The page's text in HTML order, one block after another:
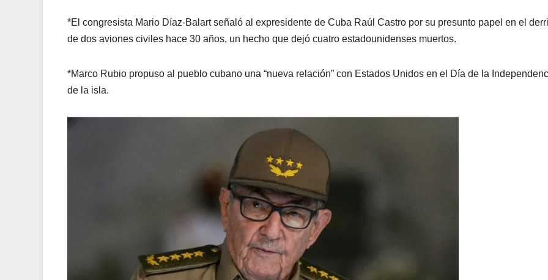
*El congresista Mario Díaz-Balart señaló al expresidente de Cuba Raúl Castro por su presunto papel en el
de dos aviones civiles hace 30 años, un hecho que dejó cuatro estadounidenses muertos.
*Marco Rubio propuso al pueblo cubano una “nueva relación” con Estados Unidos en el Día de la
de la isla.